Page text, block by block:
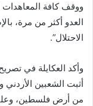
ووقف كافة المعاهدات
العدو أكثر من مرة،
الاحتلال”.
وأكد العكايلة في
أثبت الشعبين
من أرض فلسطين،